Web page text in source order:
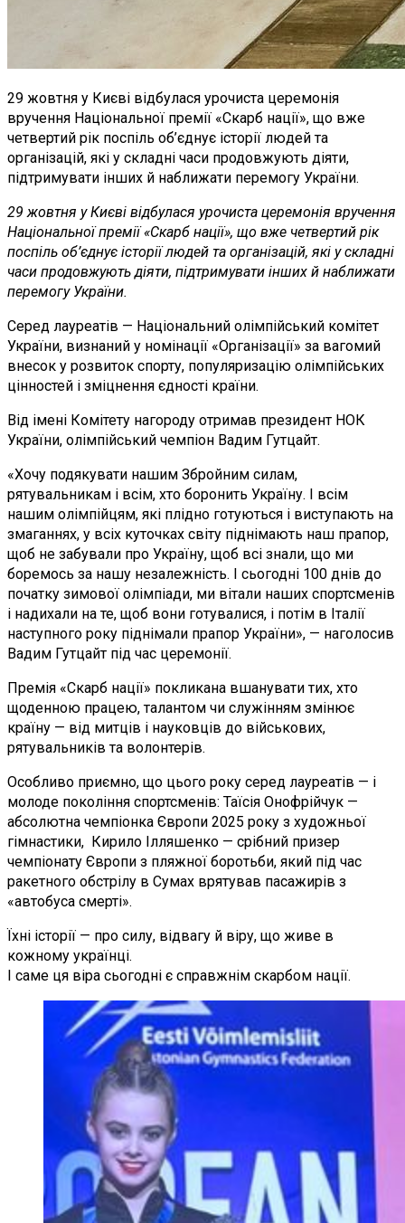
29 жовтня у Києві відбулася урочиста церемонія
вручення Національної премії «Скарб нації», що вже
четвертий рік поспіль об’єднує історії людей та
організацій, які у складні часи продовжують діяти,
підтримувати інших й наближати перемогу України.
29 жовтня у Києві відбулася урочиста церемонія вручення
Національної премії «Скарб нації», що вже четвертий рік
поспіль об’єднує історії людей та організацій, які у складні
часи продовжують діяти, підтримувати інших й наближати
перемогу України.
Серед лауреатів — Національний олімпійський комітет
України, визнаний у номінації «Організації» за вагомий
внесок у розвиток спорту, популяризацію олімпійських
цінностей і зміцнення єдності країни.
Від імені Комітету нагороду отримав президент НОК
України, олімпійський чемпіон Вадим Гутцайт.
«Хочу подякувати нашим Збройним силам,
рятувальникам і всім, хто боронить Україну. І всім
нашим олімпійцям, які плідно готуються і виступають на
змаганнях, у всіх куточках світу піднімають наш прапор,
щоб не забували про Україну, щоб всі знали, що ми
боремось за нашу незалежність. І сьогодні 100 днів до
початку зимової олімпіади, ми вітали наших спортсменів
і надихали на те, щоб вони готувалися, і потім в Італії
наступного року піднімали прапор України», — наголосив
Вадим Гутцайт під час церемонії.
Премія «Скарб нації» покликана вшанувати тих, хто
щоденною працею, талантом чи служінням змінює
країну — від митців і науковців до військових,
рятувальників та волонтерів.
Особливо приємно, що цього року серед лауреатів — і
молоде покоління спортсменів: Таїсія Онофрійчук —
абсолютна чемпіонка Європи 2025 року з художньої
гімнастики, Кирило Ілляшенко — срібний призер
чемпіонату Європи з пляжної боротьби, який під час
ракетного обстрілу в Сумах врятував пасажирів з
«автобуса смерті».
Їхні історії — про силу, відвагу й віру, що живе в
кожному українці.
І саме ця віра сьогодні є справжнім скарбом нації.